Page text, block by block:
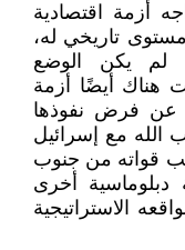
أزمة اقتصادية
مستوى تاريخي له،
لم يكن الوضع
هناك أيضًا أزمة
عن فرض نفوذها
مع إسرائيل
إلى سحب قواته من جنوب
دبلوماسية أخرى
الاستراتيجية